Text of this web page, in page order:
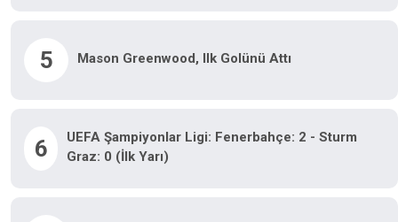
5 Mason Greenwood, Ilk Golünü Attı
6
UEFA Şampiyonlar Ligi: Fenerbahçe: 2 - Sturm
Graz: 0 (İlk Yarı)